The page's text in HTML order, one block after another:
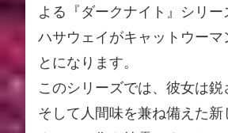
よる『ダークナイト』シリー
ハサウェイがキャットウーマ
とになります。
このシリーズでは、彼女は鋭
そして人間味を兼ね備えた新